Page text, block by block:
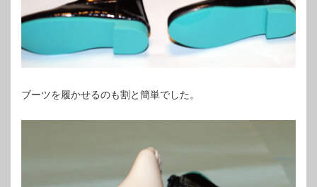
ブーツを履かせるのも割と簡単でした。